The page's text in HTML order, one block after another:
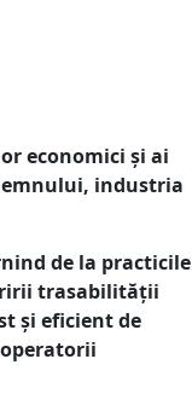
economici și ai
industria
de la practicile
trasabilității
și eficient de